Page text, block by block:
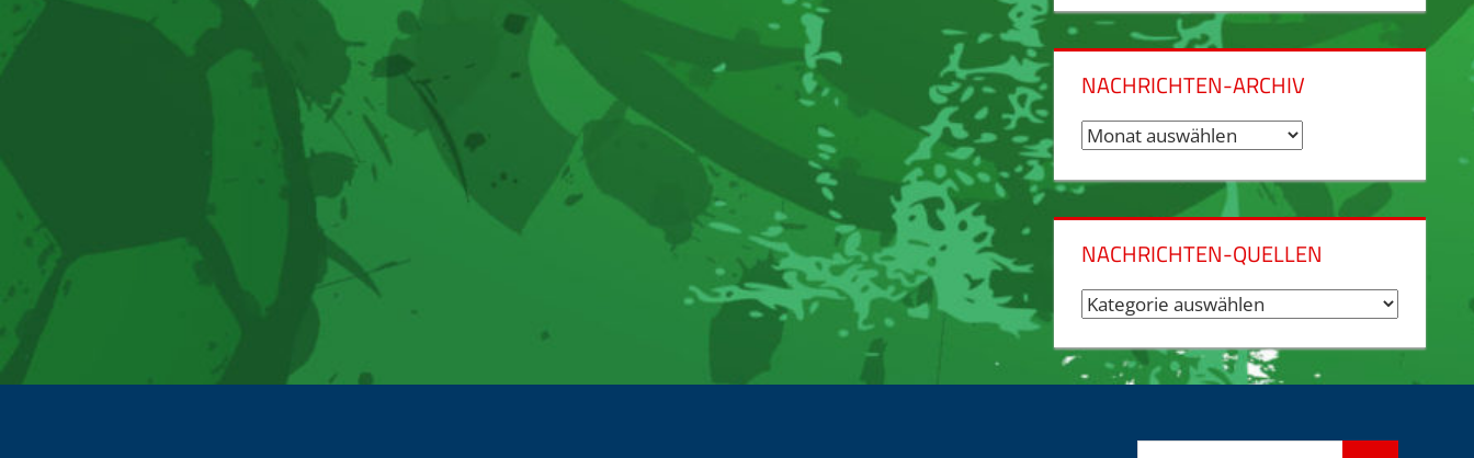
NACHRICHTEN-ARCHIV
Nachrichten-
NACHRICHTEN-QUELLEN
Nachrichten-